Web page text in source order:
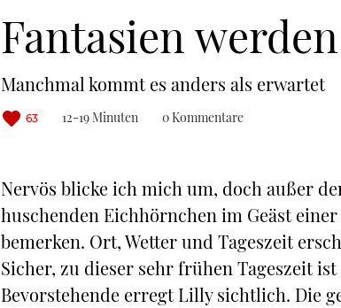
Fantasien
Manchmal kommt es anders als erwartet
63 12-19 Minuten 0 Kommentare
Nervös blicke ich mich um, doch außer
huschenden Eichhörnchen im Geäst
bemerken. Ort, Wetter und Tageszeit
Sicher, zu dieser sehr frühen Tageszeit
Bevorstehende erregt Lilly sichtlich. Die